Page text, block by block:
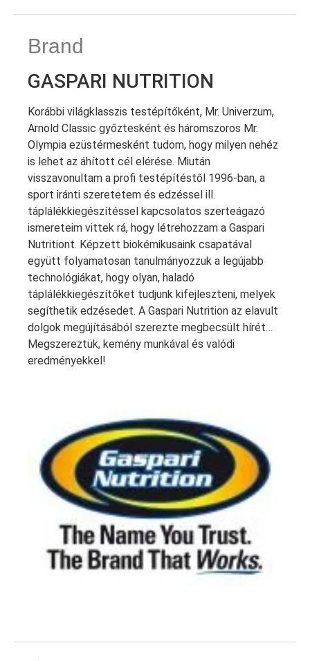
Brand
GASPARI NUTRITION
Korábbi világklasszis testépítőként, Mr. Univerzum,
Arnold Classic győztesként és háromszoros Mr.
Olympia ezüstérmesként tudom, hogy milyen nehéz
is lehet az áhított cél elérése. Miután
visszavonultam a profi testépítéstől 1996-ban, a
sport iránti szeretetem és edzéssel ill.
táplálékkiegészítéssel kapcsolatos szerteágazó
ismereteim vittek rá, hogy létrehozzam a Gaspari
Nutritiont. Képzett biokémikusaink csapatával
együtt folyamatosan tanulmányozzuk a legújabb
technológiákat, hogy olyan, haladó
táplálékkiegészítőket tudjunk kifejleszteni, melyek
segíthetik edzésedet. A Gaspari Nutrition az elavult
dolgok megújításából szerezte megbecsült hírét…
Megszereztük, kemény munkával és valódi
eredményekkel!